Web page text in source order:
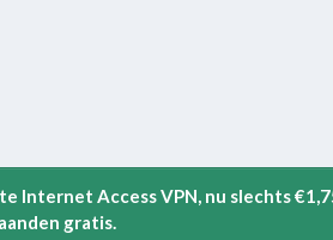
Internet Access VPN, nu slechts
gratis.